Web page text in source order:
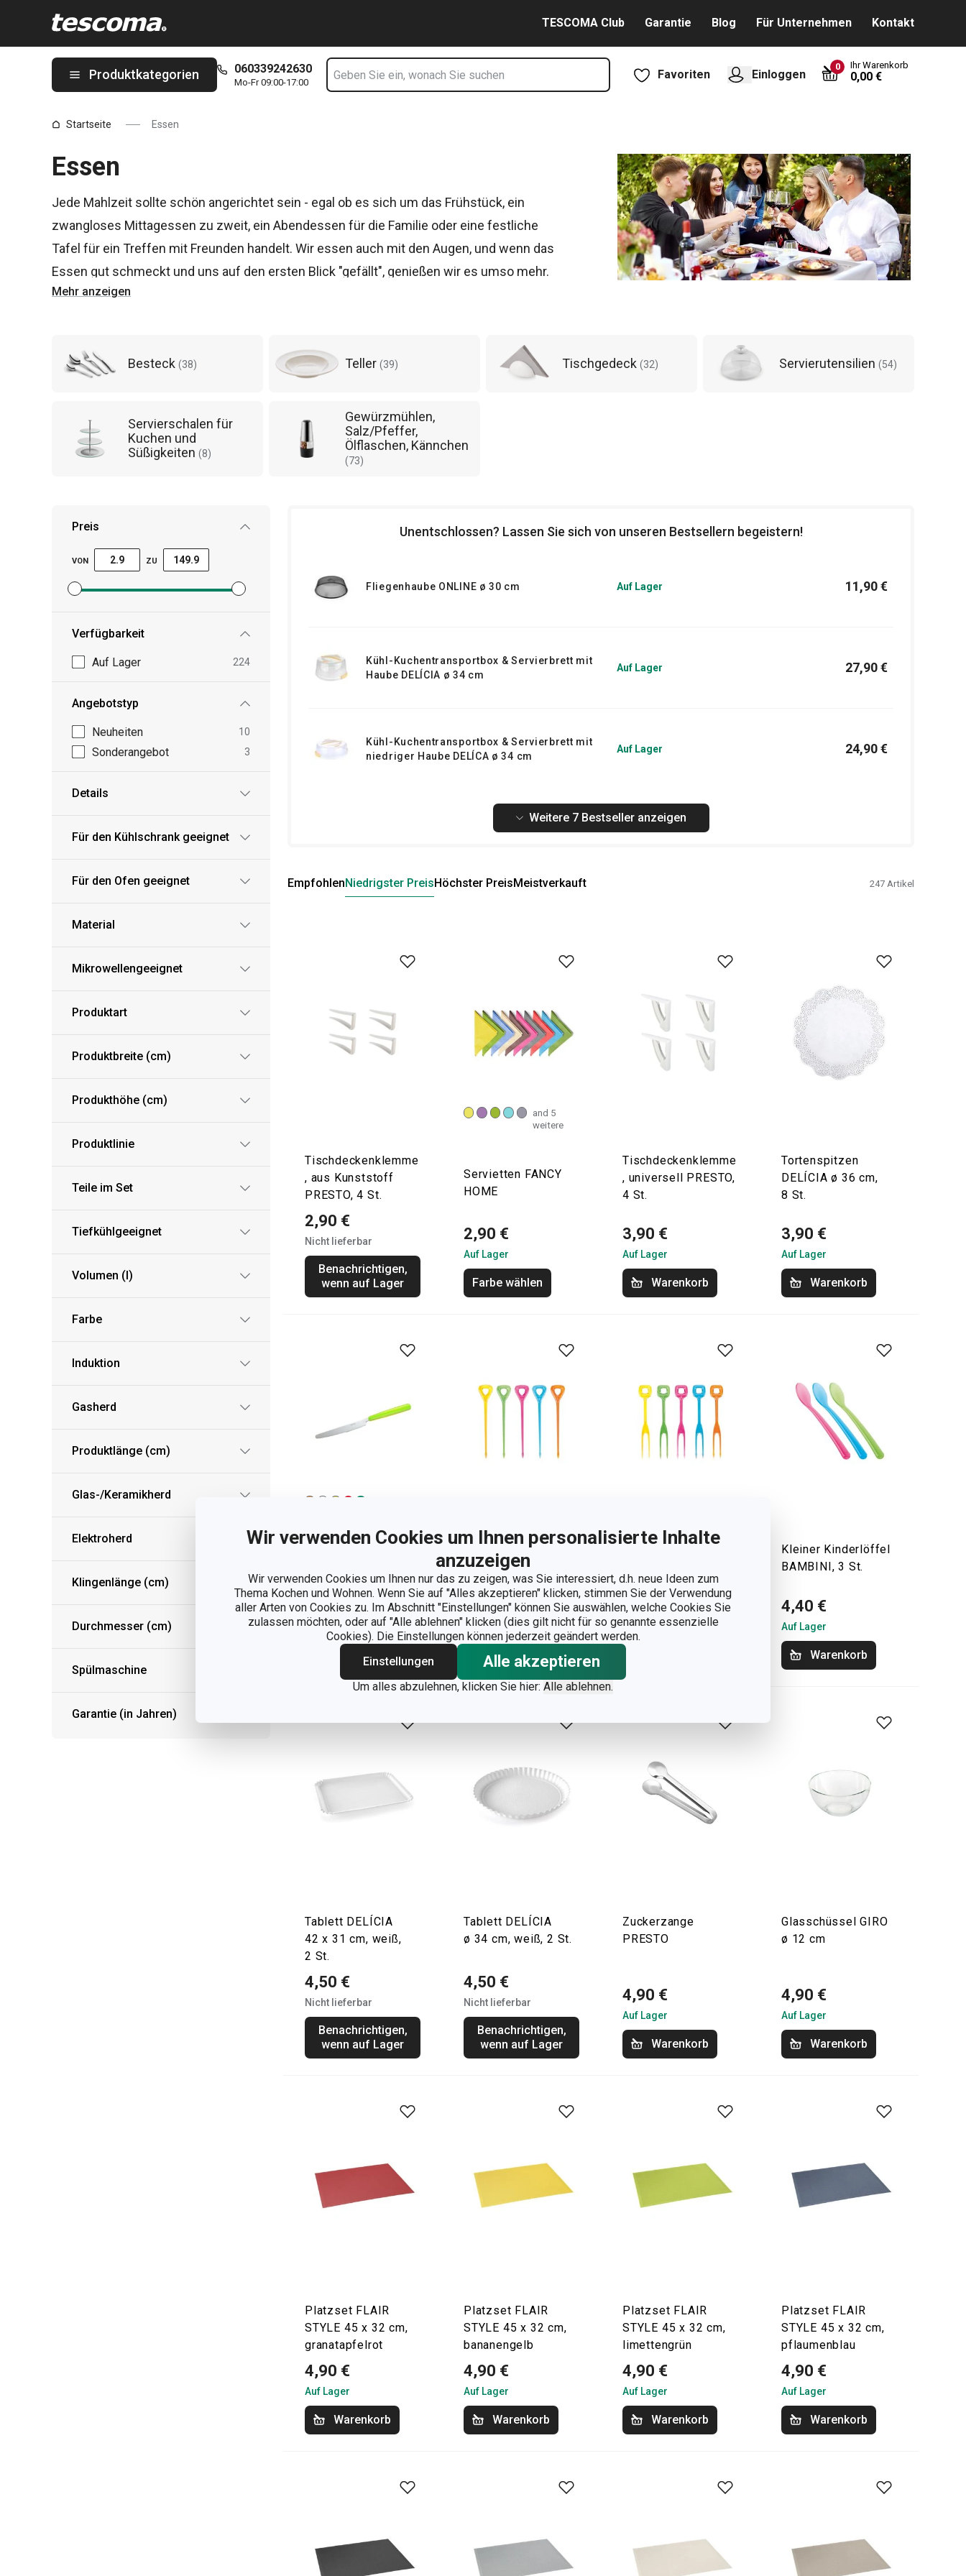
Wir verwenden Cookies um Ihnen personalisierte Inhalte
anzuzeigen
Wir verwenden Cookies um Ihnen nur das zu zeigen, was Sie interessiert, d.h. neue Ideen zum
Thema Kochen und Wohnen. Wenn Sie auf "Alles akzeptieren" klicken, stimmen Sie der Verwendung
aller Arten von Cookies zu. Im Abschnitt "Einstellungen" können Sie auswählen, welche Cookies Sie
zulassen möchten, oder auf "Alle ablehnen" klicken (dies gilt nicht für so genannte essenzielle
Cookies). Die Einstellungen können jederzeit geändert werden.
Einstellungen
Alle akzeptieren
Um alles abzulehnen, klicken Sie hier: Alle ablehnen.
TESCOMA Club Garantie Blog Für Unternehmen Kontakt
Produktkategorien 060339242630
Mo-Fr 09:00-17:00
Favoriten Einloggen
0 Ihr Warenkorb
0,00 €
Startseite Essen
Essen
Jede Mahlzeit sollte schön angerichtet sein - egal ob es sich um das Frühstück, ein
zwangloses Mittagessen zu zweit, ein Abendessen für die Familie oder eine festliche
Tafel für ein Treffen mit Freunden handelt. Wir essen auch mit den Augen, und wenn das
Essen gut schmeckt und uns auf den ersten Blick "gefällt", genießen wir es umso mehr.
Die richtige Etikette beim Essen beginnt beim
Mehr anzeigen
Besteck (38) Teller (39) Tischgedeck (32) Servierutensilien (54)
Servierschalen für
Kuchen und
Süßigkeiten (8)
Gewürzmühlen,
Salz/Pfeffer,
Ölflaschen, Kännchen
(73)
Preis
VON ZU
Mindestpreisfilter festlegen
Höchstpreisfilter festlegen
Verfügbarkeit
Auf Lager 224
Angebotstyp
Neuheiten 10
Sonderangebot 3
Details
Für den Kühlschrank geeignet
Für den Ofen geeignet
Material
Mikrowellengeeignet
Produktart
Produktbreite (cm)
Produkthöhe (cm)
Produktlinie
Teile im Set
Tiefkühlgeeignet
Volumen (l)
Farbe
Induktion
Gasherd
Produktlänge (cm)
Glas-/Keramikherd
Elektroherd
Klingenlänge (cm)
Durchmesser (cm)
Spülmaschine
Garantie (in Jahren)
Unentschlossen? Lassen Sie sich von unseren Bestsellern begeistern!
Fliegenhaube ONLINE ø 30 cm Auf Lager 11,90 €
Kühl-Kuchentransportbox & Servierbrett mit
Haube DELÍCIA ø 34 cm
Auf Lager 27,90 €
Kühl-Kuchentransportbox & Servierbrett mit
niedriger Haube DELÍCA ø 34 cm
Auf Lager 24,90 €
Weitere 7 Bestseller anzeigen
EmpfohlenNiedrigster PreisHöchster PreisMeistverkauft 247 Artikel
Tischdeckenklemme
, aus Kunststoff
PRESTO, 4 St.
2,90 €
Nicht lieferbar
Benachrichtigen,
wenn auf Lager
and 5
weitere
Servietten FANCY
HOME
2,90 €
Auf Lager
Farbe wählen
Tischdeckenklemme
, universell PRESTO,
4 St.
3,90 €
Auf Lager
Warenkorb
Tortenspitzen
DELÍCIA ø 36 cm,
8 St.
3,90 €
Auf Lager
Warenkorb
HOME
3,90 €
Auf Lager
Farbe wählen
Partyspieße
PRESTO, 30 St.
4,40 €
Auf Lager
Warenkorb
4,40 €
Auf Lager
Kleiner Kinderlöffel
BAMBINI, 3 St.
4,40 €
Auf Lager
Warenkorb
Tablett DELÍCIA
42 x 31 cm, weiß,
2 St.
4,50 €
Nicht lieferbar
Benachrichtigen,
wenn auf Lager
Tablett DELÍCIA
ø 34 cm, weiß, 2 St.
4,50 €
Nicht lieferbar
Benachrichtigen,
wenn auf Lager
Zuckerzange
PRESTO
4,90 €
Auf Lager
Warenkorb
Glasschüssel GIRO
ø 12 cm
4,90 €
Auf Lager
Warenkorb
Platzset FLAIR
STYLE 45 x 32 cm,
granatapfelrot
4,90 €
Auf Lager
Warenkorb
Platzset FLAIR
STYLE 45 x 32 cm,
bananengelb
4,90 €
Auf Lager
Warenkorb
Platzset FLAIR
STYLE 45 x 32 cm,
limettengrün
4,90 €
Auf Lager
Warenkorb
Platzset FLAIR
STYLE 45 x 32 cm,
pflaumenblau
4,90 €
Auf Lager
Warenkorb